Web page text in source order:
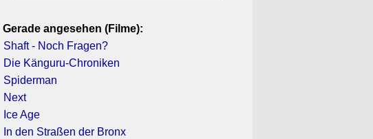
Gerade angesehen (Filme):
Shaft - Noch Fragen?
Die Känguru-Chroniken
Spiderman
Next
Ice Age
In den Straßen der Bronx